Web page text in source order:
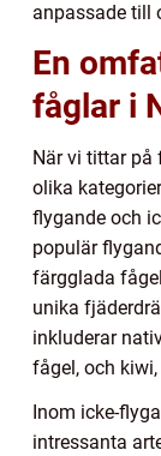
anpassade till
En
fåglar i
När vi tittar på
olika
flygande och
populär
färgglada
unika
inkluderar
fågel, och
Inom icke-
intressanta